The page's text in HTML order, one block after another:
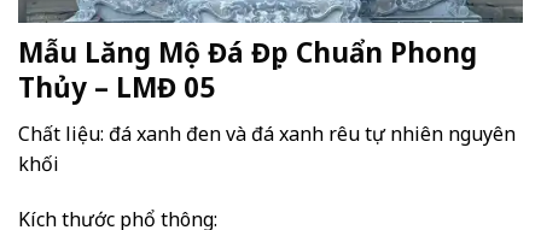
Mẫu Lăng Mộ Đá Đẹp Chuẩn Phong
Thủy – LMĐ 05
Chất liệu: đá xanh đen và đá xanh rêu tự nhiên nguyên
khối
Kích thước phổ thông: